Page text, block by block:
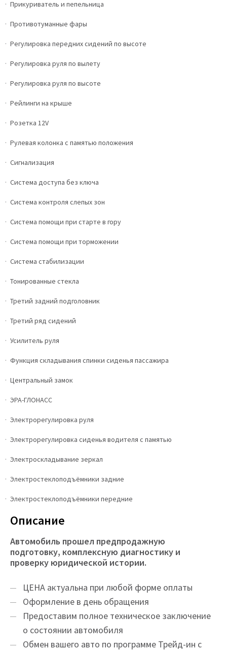
Прикуриватель и пепельница
Противотуманные фары
Регулировка передних сидений по высоте
Регулировка руля по вылету
Регулировка руля по высоте
Рейлинги на крыше
Розетка 12V
Рулевая колонка с памятью положения
Сигнализация
Система доступа без ключа
Система контроля слепых зон
Система помощи при старте в гору
Система помощи при торможении
Система стабилизации
Тонированные стекла
Третий задний подголовник
Третий ряд сидений
Усилитель руля
Функция складывания спинки сиденья пассажира
Центральный замок
ЭРА-ГЛОНАСС
Электрорегулировка руля
Электрорегулировка сиденья водителя с памятью
Электроскладывание зеркал
Электростеклоподъёмники задние
Электростеклоподъёмники передние
Описание
Автомобиль прошел предпродажную
подготовку, комплексную диагностику и
проверку юридической истории.
ЦEНA актуальна при любой форме оплаты
Оформление в день обращения
Предоставим полное техническое заключение
о состоянии автомобиля
Обмен вашего авто по программе Трейд-ин с